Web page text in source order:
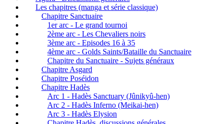
Les chapitres (manga et série classique)
Chapitre Sanctuaire
1er arc - Le grand tournoi
2ème arc - Les Chevaliers noirs
3ème arc - Episodes 16 à 35
4ème arc - Golds Saints/Bataille du Sanctuaire
Chapitre du Sanctuaire - Sujets généraux
Chapitre Asgard
Chapitre Poséidon
Chapitre Hadès
Arc 1 - Hadès Sanctuary (Jûnikyû-hen)
Arc 2 - Hadès Inferno (Meikai-hen)
Arc 3 - Hadès Elysion